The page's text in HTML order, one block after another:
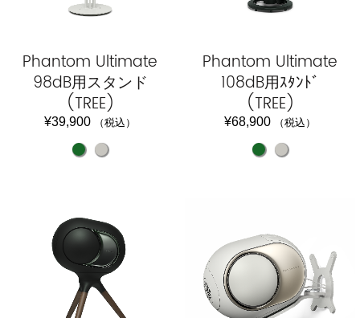
Phantom Ultimate
98dB用スタンド
(TREE)
¥39,900 （税込）
Phantom Ultimate
108dB用ｽﾀﾝﾄﾞ
(TREE)
¥68,900 （税込）